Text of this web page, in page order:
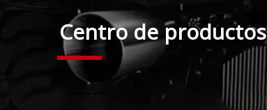
Centro de productos